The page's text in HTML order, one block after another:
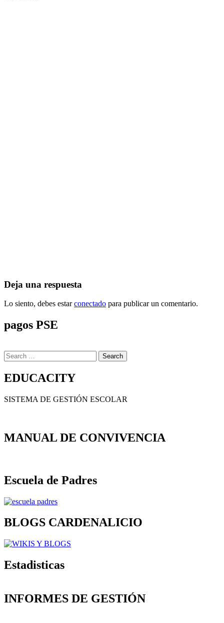
Deja una respuesta
Lo siento, debes estarconectado para publicar un comentario.
pagos PSE
Search
for:
EDUCACITY
SISTEMA DE GESTIÓN ESCOLAR
MANUAL DE CONVIVENCIA
Escuela de Padres
BLOGS CARDENALICIO
Estadisticas
INFORMES DE GESTIÓN